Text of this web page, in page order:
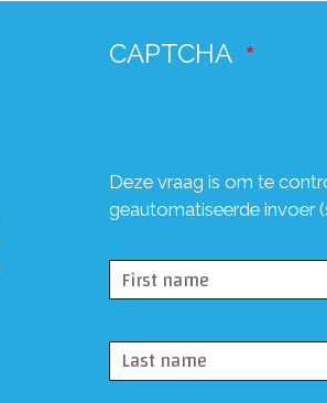
CAPTCHA
Deze vraag is om te
geautomatiseerde invoer